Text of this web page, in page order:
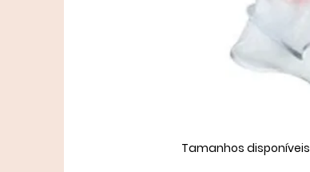
Tamanhos disponíveis ​